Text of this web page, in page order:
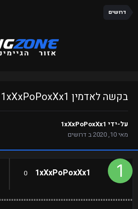
דרושים
בקשה לאדמין 1xXxPoPoxXx1
על-ידי 1xXxPoPoxXx1
מאי 10, 2020
בדרושים
1xXxPoPoxXx1
0